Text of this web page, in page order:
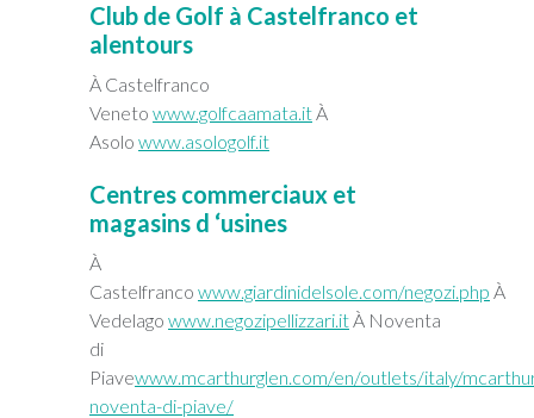
Club de Golf à Castelfranco et
alentours
À Castelfranco
Veneto www.golfcaamata.itÀ
Asolo www.asologolf.it
Centres commerciaux et
magasins d ‘usines
À
Castelfranco www.giardinidelsole.com/negozi.php À
Vedelago www.negozipellizzari.itÀ Noventa
di
Piavewww.mcarthurglen.com/en/outlets/italy/
noventa-di-piave/